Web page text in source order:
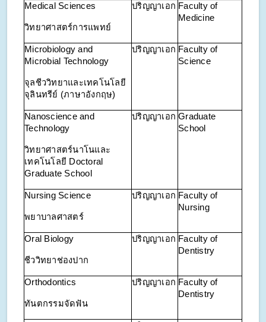
Medical Sciences
วิทยาศาสตร์การแพทย์
ปริญญาเอก Faculty of
Medicine
Microbiology and
Microbial Technology
จุลชีววิทยาและเทคโนโลยี
จุลินทรีย์ (ภาษาอังกฤษ)
ปริญญาเอก Faculty of
Science
Nanoscience and
Technology
วิทยาศาสตร์นาโนและ
เทคโนโลยี Doctoral
Graduate School
ปริญญาเอก Graduate
School
Nursing Science
พยาบาลศาสตร์
ปริญญาเอก Faculty of
Nursing
Oral Biology
ชีววิทยาช่องปาก
ปริญญาเอก Faculty of
Dentistry
Orthodontics
ทันตกรรมจัดฟัน
ปริญญาเอก Faculty of
Dentistry